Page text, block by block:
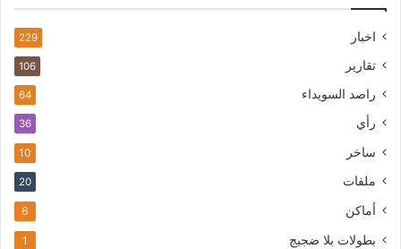
اخبار 229
تقارير 106
راصد السويداء 64
رأي 36
ساخر 10
ملفات 20
أماكن 6
بطولات بلا ضجيج 1